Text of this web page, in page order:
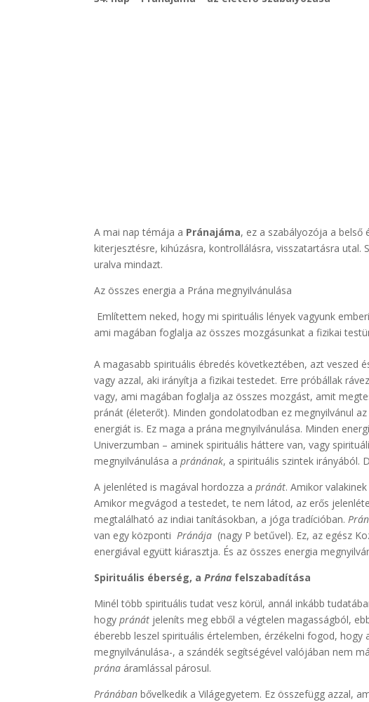
A mai nap témája a Pránajáma, ez a szabályozója a belső
kiterjesztésre, kihúzásra, kontrollálásra, visszatartásra utal.
uralva mindazt.
Az összes energia a Prána megnyilvánulása
Említettem neked, hogy mi spirituális lények vagyunk
ami magában foglalja az összes mozgásunkat a fizikai
A magasabb spirituális ébredés következtében, azt veszed
vagy azzal, aki irányítja a fizikai testedet. Erre próbállak
vagy, ami magában foglalja az összes mozgást, amit
pránát (életerőt). Minden gondolatodban ez megnyilvánul
energiát is. Ez maga a prána megnyilvánulása. Minden
Univerzumban – aminek spirituális háttere van, vagy
megnyilvánulása apránának, a spirituális szintek irányából.
A jelenléted is magával hordozza apránát. Amikor
Amikor megvágod a testedet, te nem látod, az erős
megtalálható az indiai tanításokban, a jóga tradícióban.
van egy központi Pránája (nagy P betűvel). Ez, az egész
energiával együtt kiárasztja. És az összes energia
Spirituális éberség, aPrána felszabadítása
Minél több spirituális tudat vesz körül, annál inkább
hogypránát jeleníts meg ebből a végtelen magasságból,
éberebb leszel spirituális értelemben, érzékelni fogod,
megnyilvánulása-, a szándék segítségével valójában nem
prána áramlással párosul.
Pránábanbővelkedik a Világegyetem. Ez összefügg azzal,